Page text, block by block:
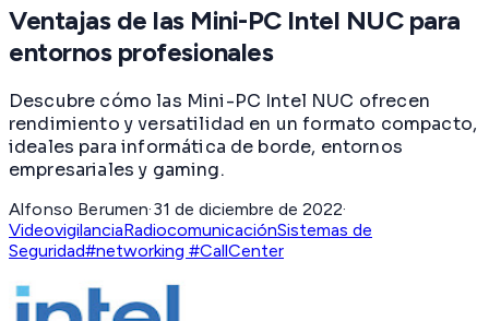
Ventajas de las Mini-PC Intel NUC para
entornos profesionales
Descubre cómo las Mini-PC Intel NUC ofrecen
rendimiento y versatilidad en un formato compacto,
ideales para informática de borde, entornos
empresariales y gaming.
Alfonso Berumen·31 de diciembre de 2022·
VideovigilanciaRadiocomunicaciónSistemas de
Seguridad#networking #CallCenter